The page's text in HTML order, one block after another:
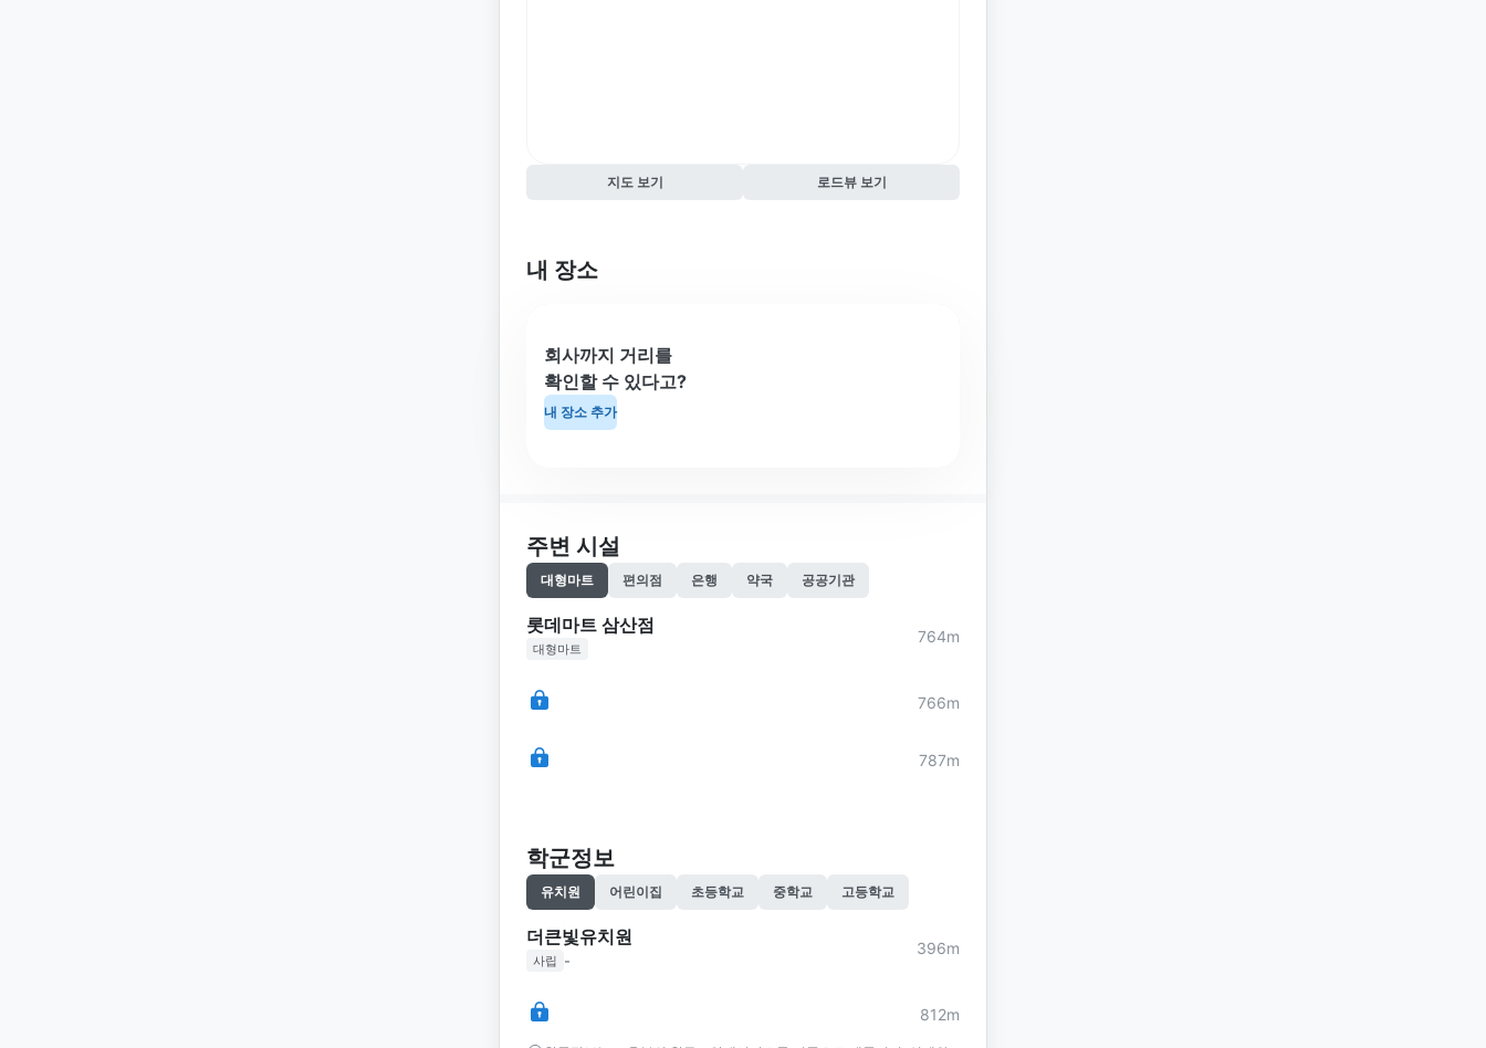
지도 보기 로드뷰 보기
내 장소
회사까지 거리를
확인할 수 있다고?
내 장소 추가
주변 시설
대형마트 편의점 은행 약국 공공기관
롯데마트 삼산점
대형마트
764m
766m
787m
학군정보
유치원 어린이집 초등학교 중학교 고등학교
더큰빛유치원
사립 -
396m
812m